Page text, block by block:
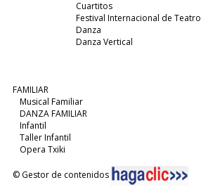
Cuartitos
Festival Internacional de Teatro
Danza
Danza Vertical
FAMILIAR
Musical Familiar
DANZA FAMILIAR
Infantil
Taller Infantil
Opera Txiki
© Gestor de contenidos